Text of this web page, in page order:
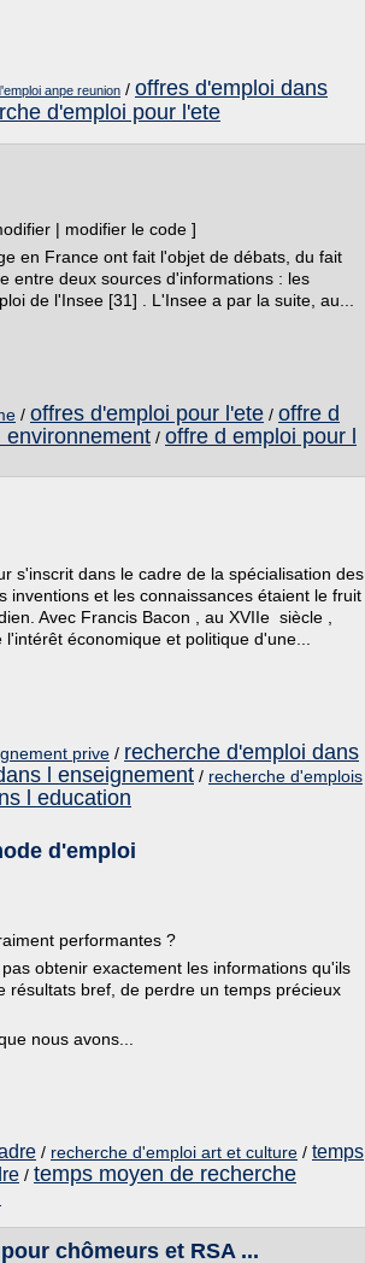
anpe reunion / offres d'emploi dans
d'emploi pour l'ete
| modifier le code ]
en France ont fait l'objet de débats, du fait
entre deux sources d'informations : les
de l'Insee [31] . L'Insee a par la suite, au...
/ offres d'emploi pour l'ete / offre d
environnement / offre d emploi pour l
s'inscrit dans le cadre de la spécialisation des
inventions et les connaissances étaient le fruit
Avec Francis Bacon , au XVIIe siècle ,
économique et politique d'une...
prive / recherche d'emploi dans
l enseignement / recherche d'emplois
l education
d'emploi
performantes ?
obtenir exactement les informations qu'ils
résultats bref, de perdre un temps précieux
nous avons...
/ recherche d'emploi art et culture / temps
/ temps moyen de recherche
chômeurs et RSA ...